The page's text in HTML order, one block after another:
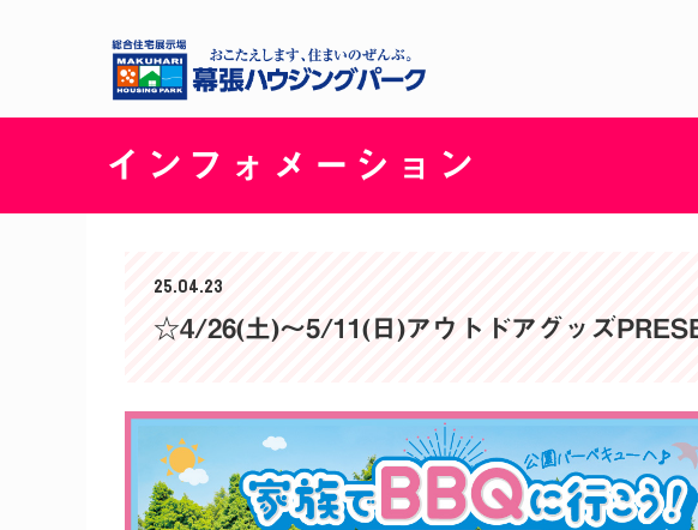
インフォメーション
25.04.23
☆4/26(土)〜5/11(日)アウトドアグッズ